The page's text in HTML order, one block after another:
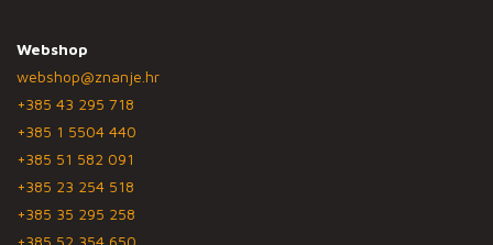
Webshop
webshop@znanje.hr
+385 43 295 718
+385 1 5504 440
+385 51 582 091
+385 23 254 518
+385 35 295 258
+385 52 354 650